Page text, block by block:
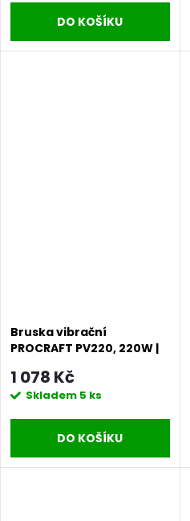
DO KOŠÍKU
Bruska vibrační
PROCRAFT PV220, 220W |
1 078 Kč
Skladem 5 ks
DO KOŠÍKU